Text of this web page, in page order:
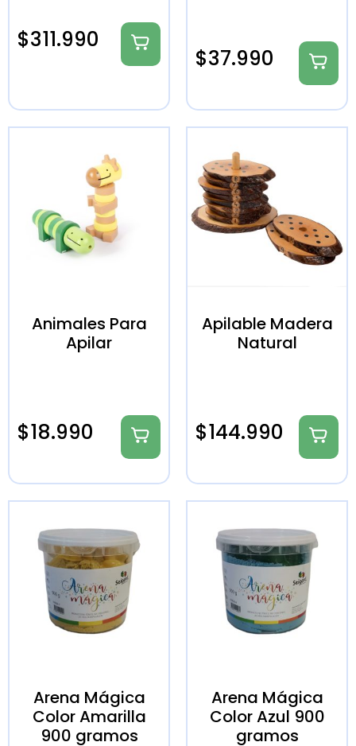
$311.990
$37.990
Animales Para
Apilar
$18.990
Apilable Madera
Natural
$144.990
Arena Mágica
Color Amarilla
900 gramos
Arena Mágica
Color Azul 900
gramos